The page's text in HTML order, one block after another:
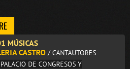
MÚSICAS
CASTRO / CANTAUTORES
PALACIO DE CONGRESOS Y